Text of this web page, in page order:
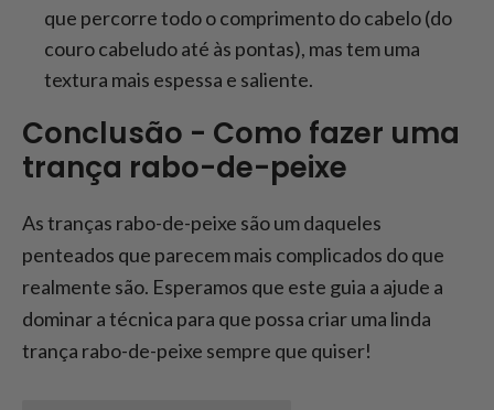
que percorre todo o comprimento do cabelo (do
couro cabeludo até às pontas), mas tem uma
textura mais espessa e saliente.
Conclusão - Como fazer uma
trança rabo-de-peixe
As tranças rabo-de-peixe são um daqueles
penteados que parecem mais complicados do que
realmente são. Esperamos que este guia a ajude a
dominar a técnica para que possa criar uma linda
trança rabo-de-peixe sempre que quiser!